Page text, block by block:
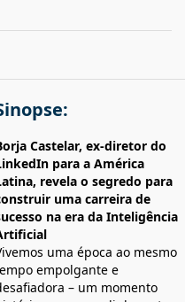
Castelar, ex-diretor do
para a América
revela o segredo para
uma carreira de
na era da Inteligência
uma época ao mesmo
empolgante e
– um momento